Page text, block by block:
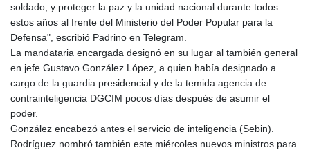
soldado, y proteger la paz y la unidad nacional durante todos
estos años al frente del Ministerio del Poder Popular para la
Defensa", escribió Padrino en Telegram.
La mandataria encargada designó en su lugar al también general
en jefe Gustavo González López, a quien había designado a
cargo de la guardia presidencial y de la temida agencia de
contrainteligencia DGCIM pocos días después de asumir el
poder.
González encabezó antes el servicio de inteligencia (Sebin).
Rodríguez nombró también este miércoles nuevos ministros para